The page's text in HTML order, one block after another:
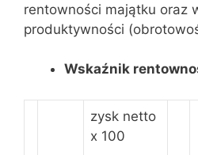
rentowności majątku oraz
produktywności
Wskaźnik
zysk netto
x 100